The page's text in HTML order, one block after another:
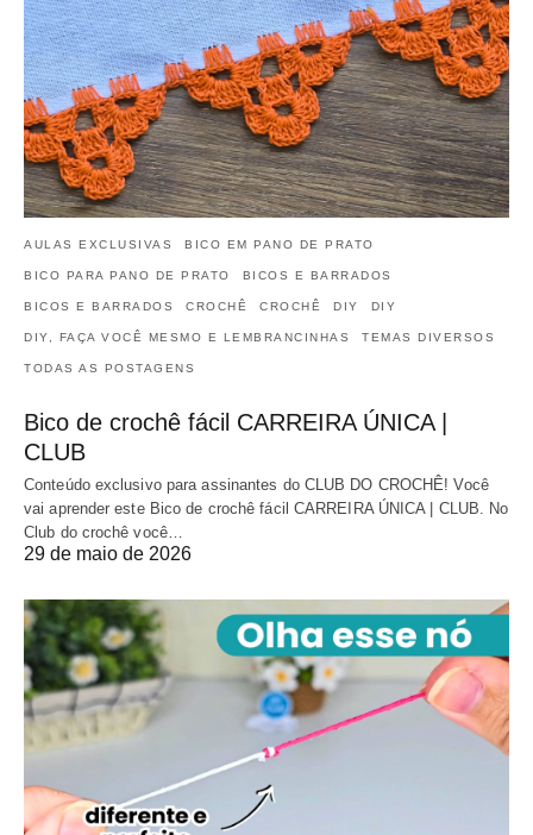
AULAS EXCLUSIVAS BICO EM PANO DE PRATO
BICO PARA PANO DE PRATO BICOS E BARRADOS
BICOS E BARRADOS CROCHÊ CROCHÊ DIY DIY
DIY, FAÇA VOCÊ MESMO E LEMBRANCINHAS TEMAS DIVERSOS
TODAS AS POSTAGENS
Bico de crochê fácil CARREIRA ÚNICA |
CLUB
Conteúdo exclusivo para assinantes do CLUB DO CROCHÊ! Você
vai aprender este Bico de crochê fácil CARREIRA ÚNICA | CLUB. No
Club do crochê você…
29 de maio de 2026